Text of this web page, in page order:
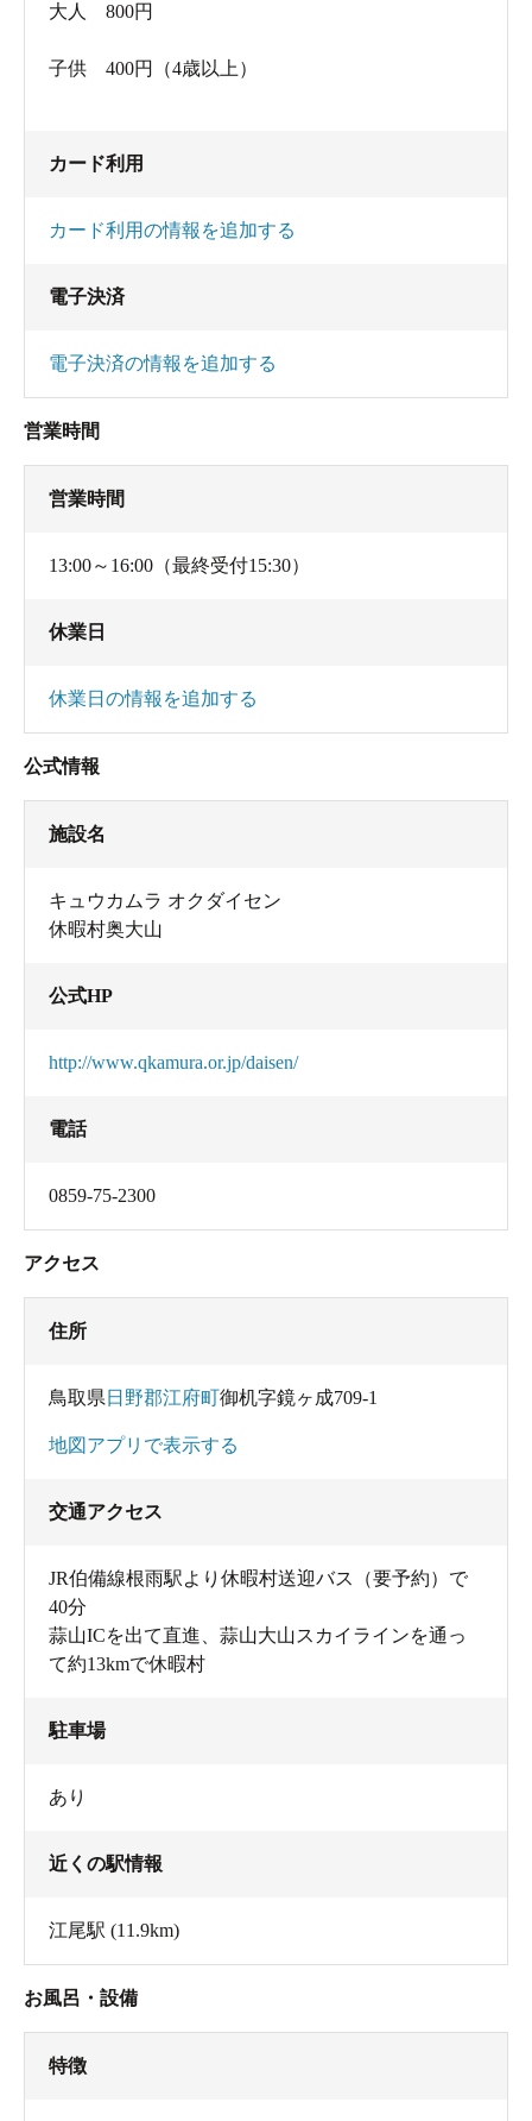
大人 800円
子供 400円（4歳以上）
カード利用
カード利用の情報を追加する
電子決済
電子決済の情報を追加する
営業時間
営業時間
13:00～16:00（最終受付15:30）
休業日
休業日の情報を追加する
公式情報
施設名
キュウカムラ オクダイセン
休暇村奥大山
公式HP
http://www.qkamura.or.jp/daisen/
電話
0859-75-2300
アクセス
住所
鳥取県 日野郡江府町御机字鏡ヶ成709-1
地図アプリで表示する
交通アクセス
JR伯備線根雨駅より休暇村送迎バス（要予約）で
40分
蒜山ICを出て直進、蒜山大山スカイラインを通っ
て約13kmで休暇村
駐車場
あり
近くの駅情報
江尾駅 (11.9km)
お風呂・設備
特徴